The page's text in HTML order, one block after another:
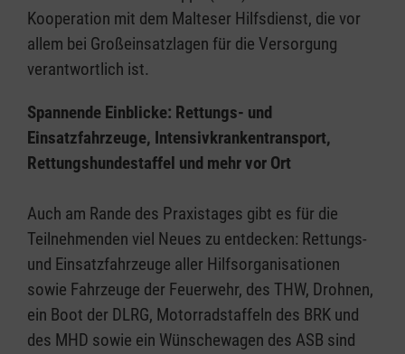
Kooperation mit dem Malteser Hilfsdienst, die vor
allem bei Großeinsatzlagen für die Versorgung
verantwortlich ist.
Spannende Einblicke: Rettungs- und
Einsatzfahrzeuge, Intensivkrankentransport,
Rettungshundestaffel und mehr vor Ort
Auch am Rande des Praxistages gibt es für die
Teilnehmenden viel Neues zu entdecken: Rettungs-
und Einsatzfahrzeuge aller Hilfsorganisationen
sowie Fahrzeuge der Feuerwehr, des THW, Drohnen,
ein Boot der DLRG, Motorradstaffeln des BRK und
des MHD sowie ein Wünschewagen des ASB sind